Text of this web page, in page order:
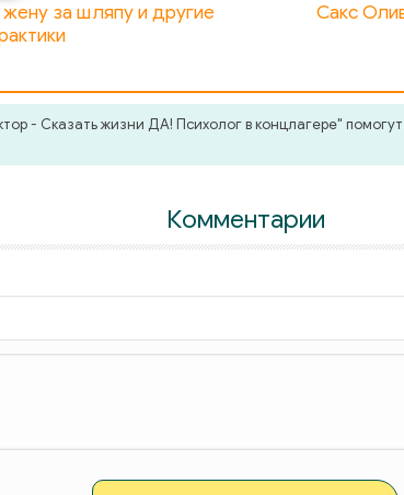
за шляпу и другие
Сакс
- Сказать жизни ДА! Психолог в концлагере"
Комментарии